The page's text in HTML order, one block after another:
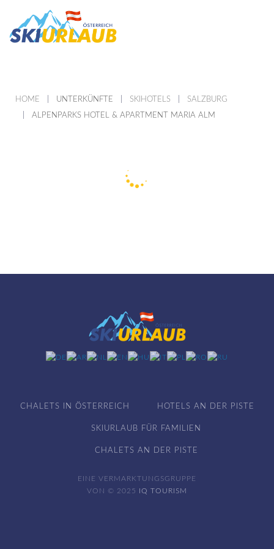
HOME UNTERKÜNFTE SKIHOTELS
SALZBURG
ALPENPARKS HOTEL & APARTMENT MARIA ALM
CHALETS IN ÖSTERREICH HOTELS AN DER PISTE
SKIURLAUB FÜR FAMILIEN
CHALETS AN DER PISTE
EINE VERMARKTUNGSGRUPPE
VON © 2025 IQ TOURISM